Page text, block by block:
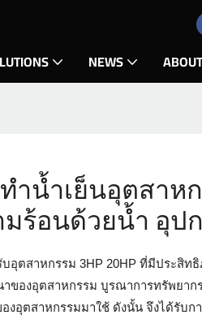
NEWS
ำน้ำเย็นอุตสาห
ร้อนด้วยน้ำ อุ
อุตสาหกรรม 3HP 20HP ที่มีประสิ
องอุตสาหกรรม บูรณาการทรัพยาก
งอุตสาหกรรมมาใช้ ดังนั้น จึงได้รับ